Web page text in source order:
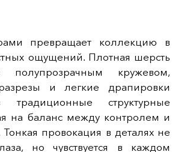
превращает коллекцию в
ощущений. Плотная шерсть
полупрозрачным кружевом,
и легкие драпировки
традиционные структурные
на баланс между контролем и
Тонкая провокация в деталях не
но чувствуется в каждом